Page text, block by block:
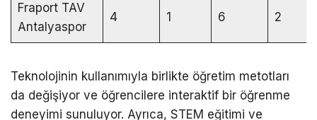
Fraport TAV
Antalyaspor
4 1 6 2
Teknolojinin kullanımıyla birlikte öğretim metotları
da değişiyor ve öğrencilere interaktif bir öğrenme
deneyimi sunuluyor. Ayrıca, STEM eğitimi ve